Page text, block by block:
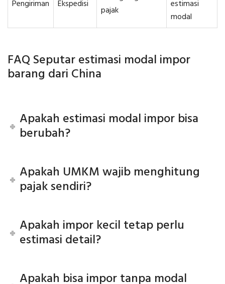
Pengiriman Ekspedisi
pajak
estimasi
modal
FAQ Seputar estimasi modal impor
barang dari China
Apakah estimasi modal impor bisa
berubah?
Apakah UMKM wajib menghitung
pajak sendiri?
Apakah impor kecil tetap perlu
estimasi detail?
Apakah bisa impor tanpa modal